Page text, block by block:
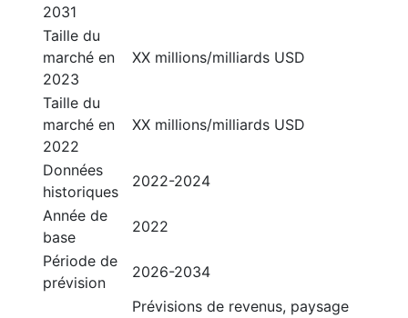
2031
Taille du
marché en
2023
XX millions/milliards USD
Taille du
marché en
2022
XX millions/milliards USD
Données
historiques
2022-2024
Année de
base
2022
Période de
prévision
2026-2034
Prévisions de revenus, paysage